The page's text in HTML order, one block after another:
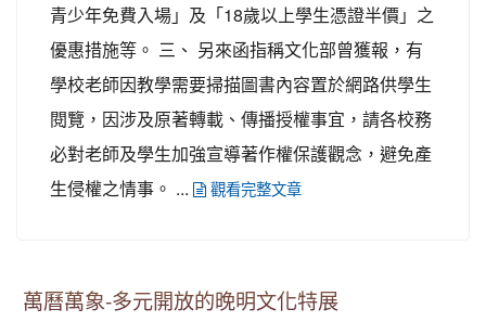
青少年免費入場」及「18歲以上學生憑證半價」之
優惠措施等。 三、 另來函指稱文化部曾獲報，有
學校老師因教學需要掃描圖書內容置於網路供學生
閱覽，因涉及原著轉載、傳播授權事宜，請各校務
必對老師及學生加強宣導著作權保護觀念，避免產
生侵權之情事。 ...
觀看完整文章
萬曆萬象-多元開放的晚明文化特展